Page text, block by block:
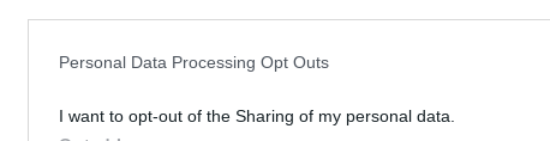
Personal Data Processing Opt Outs
I want to opt-out of the Sharing of my personal data.
Es absurdo que el acceso a internet tenga que ser